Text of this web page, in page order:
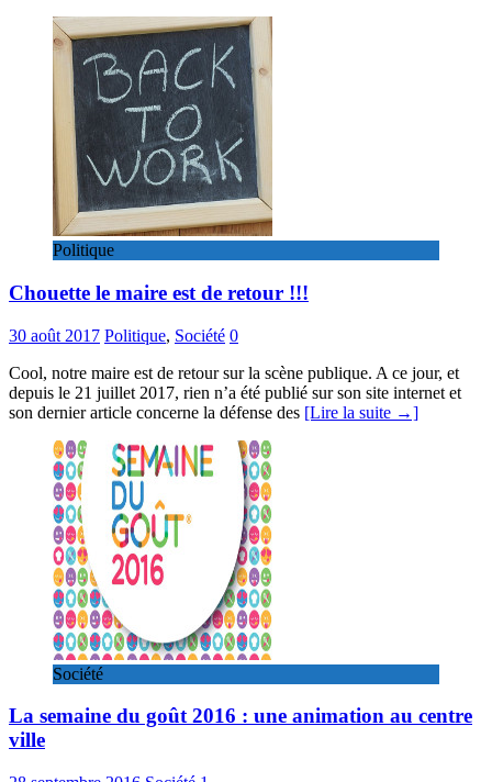
Politique
Chouette le maire est de retour !!!
30 août 2017 Politique, Société 0
Cool, notre maire est de retour sur la scène publique. A ce jour, et
depuis le 21 juillet 2017, rien n’a été publié sur son site internet et
son dernier article concerne la défense des [Lire la suite →]
Société
La semaine du goût 2016 : une animation au centre
ville